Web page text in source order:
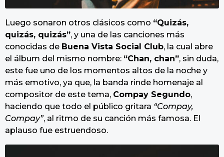
Luego sonaron otros clásicos como “Quizás,
quizás, quizás”, y una de las canciones más
conocidas de Buena Vista Social Club, la cual abre
el álbum del mismo nombre: “Chan, chan”, sin duda,
este fue uno de los momentos altos de la noche y
más emotivo, ya que, la banda rinde homenaje al
compositor de este tema, Compay Segundo,
haciendo que todo el público gritara “Compay,
Compay”, al ritmo de su canción más famosa. El
aplauso fue estruendoso.